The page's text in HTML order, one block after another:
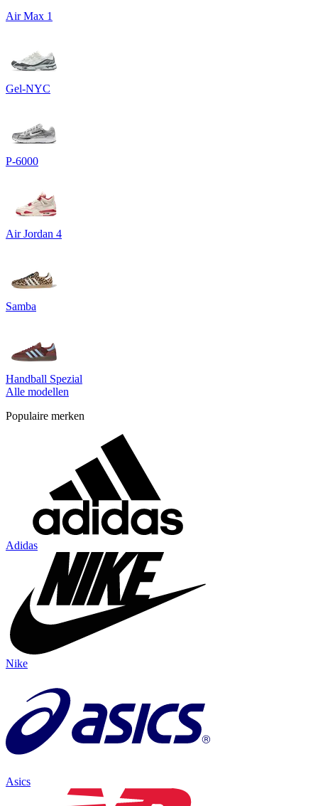
Air Max 1
Gel-NYC
P-6000
Air Jordan 4
Samba
Handball Spezial
Alle modellen
Populaire merken
Adidas
Nike
Asics